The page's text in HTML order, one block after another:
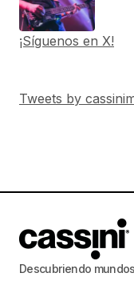
¡Síguenos en X!
Tweets by
Descubriendo